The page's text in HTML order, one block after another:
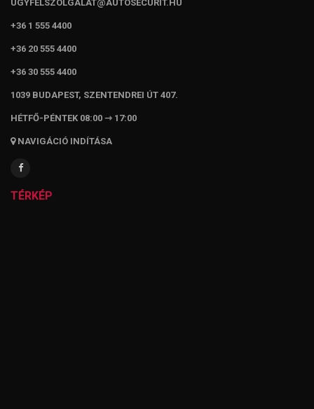
UGYFELSZOLGALAT@AUTOSECURIT.HU
+36 1 555 4400
+36 20 555 4400
+36 30 555 4400
1039 BUDAPEST, SZENTENDREI ÚT 407.
HÉTFŐ-PÉNTEK 08:00 ⇾ 17:00
NAVIGÁCIÓ INDÍTÁSA
TÉRKÉP